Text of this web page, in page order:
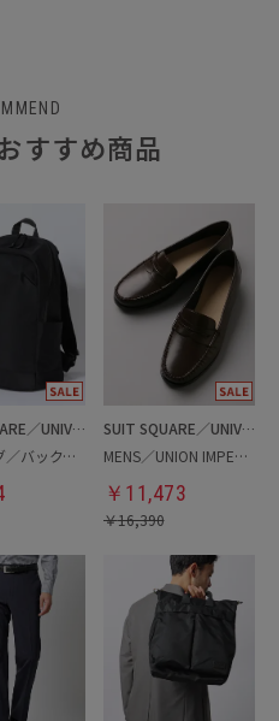
すすめ商品
SUIT SQUARE／UNIVERSAL LANGUAGE
最高バッグ／バックパック
SUIT SQUARE／UNIVERSAL LANGUAGE
MENS／UNION IMPERIAL監修／コインローファー
￥ 11,473
￥16,390